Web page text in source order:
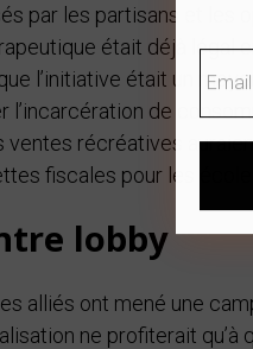
par les partisans et les
était déjà légal
l’initiative était un
l’incarcération de
ventes récréatives
fiscales pour les
lobby
alliés ont mené une
ne profiterait